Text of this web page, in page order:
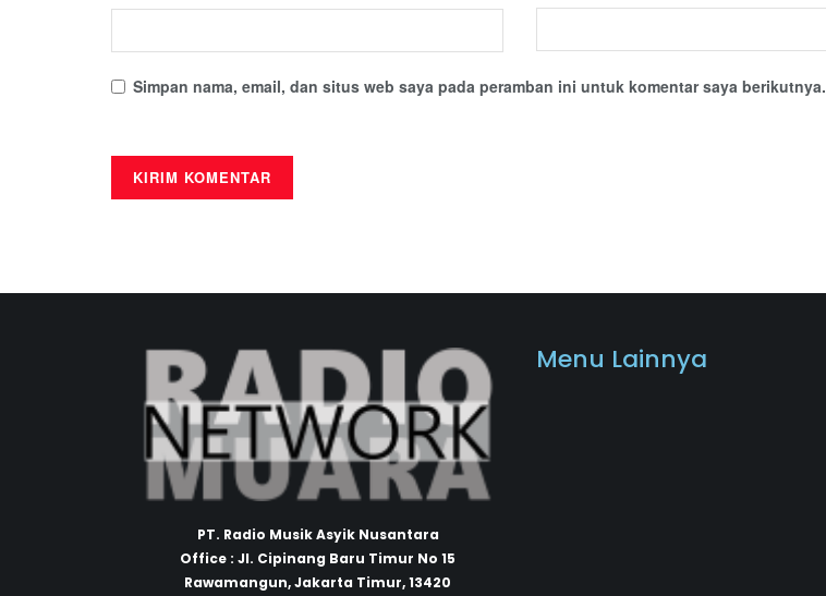
Simpan nama, email, dan situs web saya pada peramban ini untuk komentar saya berikutnya.
PT. Radio Musik Asyik Nusantara
Office : Jl. Cipinang Baru Timur No 15
Rawamangun, Jakarta Timur, 13420
Menu Lainnya